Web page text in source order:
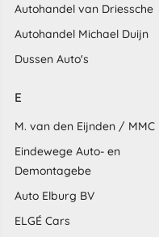
Autohandel van Driessche
Autohandel Michael Duijn
Dussen Auto's
E
M. van den Eijnden / MMC
Eindewege Auto- en
Demontagebe
Auto Elburg BV
ELGÉ Cars